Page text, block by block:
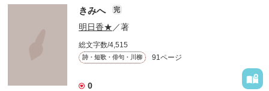
きみへ 完
明日香★ ／著
総文字数/4,515
詩・短歌・俳句・川柳 91ページ
0